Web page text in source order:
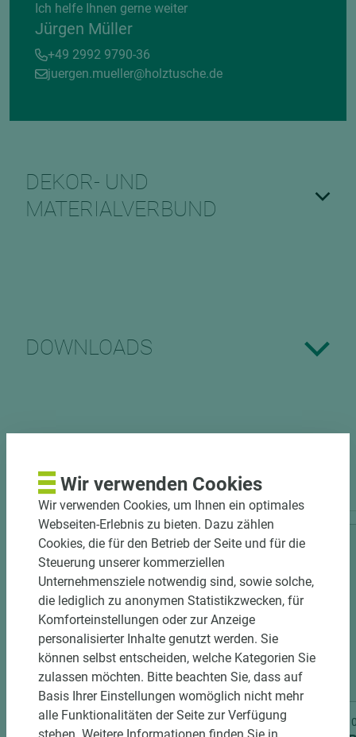
Ich helfe Ihnen gerne weiter
Jürgen Müller
+49 2992 9790-36
juergen.mueller@holztusche.de
DEKOR- UND
MATERIALVERBUND
DOWNLOADS
PASSENDES ZUBEHÖR
3 weitere Varianten
Art.-Nr. 06300020233 Art.-Nr.
Wir verwenden Cookies
Wir verwenden Cookies, um Ihnen ein optimales
Webseiten-Erlebnis zu bieten. Dazu zählen
Cookies, die für den Betrieb der Seite und für die
Steuerung unserer kommerziellen
Unternehmensziele notwendig sind, sowie solche,
die lediglich zu anonymen Statistikzwecken, für
Komforteinstellungen oder zur Anzeige
personalisierter Inhalte genutzt werden. Sie
können selbst entscheiden, welche Kategorien Sie
zulassen möchten. Bitte beachten Sie, dass auf
Basis Ihrer Einstellungen womöglich nicht mehr
alle Funktionalitäten der Seite zur Verfügung
stehen. Weitere Informationen finden Sie in